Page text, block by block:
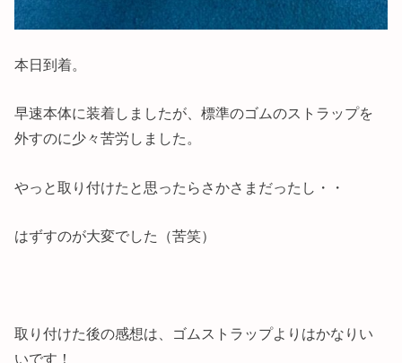
本日到着。
早速本体に装着しましたが、標準のゴムのストラップを
外すのに少々苦労しました。
やっと取り付けたと思ったらさかさまだったし・・
はずすのが大変でした（苦笑）
取り付けた後の感想は、ゴムストラップよりはかなりい
いです！